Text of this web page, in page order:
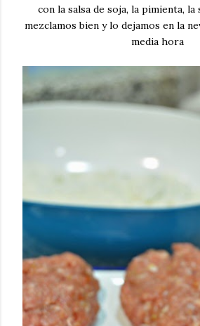
con la salsa de soja, la pimienta, la
mezclamos bien y lo dejamos en la
media hora